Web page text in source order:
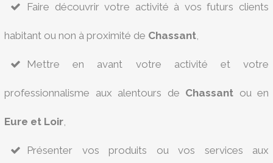
Faire découvrir votre activité à vos futurs clients
habitant ou non à proximité de Chassant,
Mettre en avant votre activité et votre
professionnalisme aux alentours de Chassant ou en
Eure et Loir,
Présenter vos produits ou vos services aux